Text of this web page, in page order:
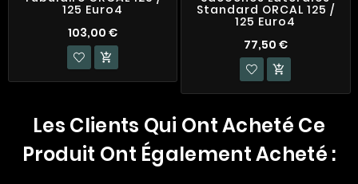
125 Euro4
103,00 €

Standard ORCAL 125 /
125 Euro4
77,50 €

Les Clients Qui Ont Acheté Ce
Produit Ont Également Acheté :